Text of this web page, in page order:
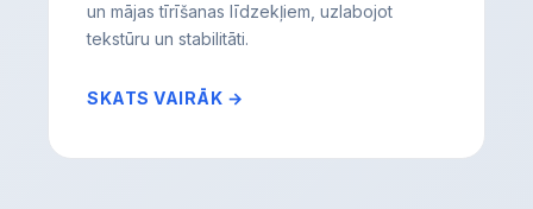
un mājas tīrīšanas līdzekļiem, uzlabojot
tekstūru un stabilitāti.
SKATS VAIRĀK →